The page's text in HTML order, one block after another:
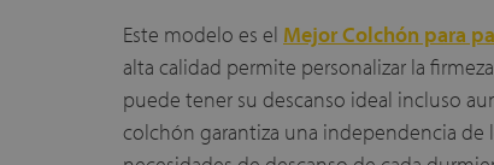
Este modelo es el Mejor Colchón para
alta calidad permite personalizar la
puede tener su descanso ideal incluso
colchón garantiza una independencia de